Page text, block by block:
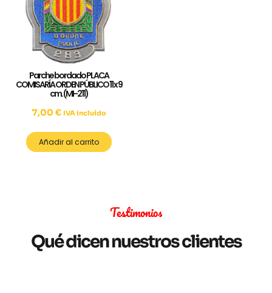
Parche bordado PLACA
COMISARÍA ORDEN PÚBLICO 11 x 9
cm. (MI-211)
7,00 € IVA incluído
Añadir al carrito
Testimonios
Qué dicen nuestros clientes